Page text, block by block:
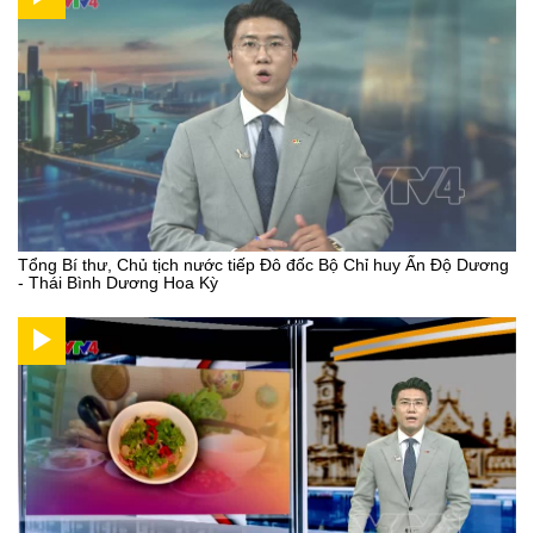
Tổng Bí thư, Chủ tịch nước tiếp Đô đốc Bộ Chỉ huy Ấn Độ Dương
- Thái Bình Dương Hoa Kỳ